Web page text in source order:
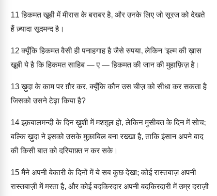
11 हिकमत खू़बी में मीरास के बराबर है, और उनके लिए जो सूरज को देखते
हैं ज़्यादा सूदमन्द है।
12 क्यूँकि हिकमत वैसी ही पनाहगाह है जैसे रुपया, लेकिन ‘इल्म की ख़ास
खू़बी ये है कि हिकमत साहिब — ए — हिकमत की जान की मुहाफ़िज़ है।
13ख़ुदा के काम पर ग़ौर कर, क्यूँकि कौन उस चीज़ को सीधा कर सकता है
जिसको उसने टेढ़ा किया है?
14इक़बालमन्दी के दिन ख़ुशी में मशग़ूल हो, लेकिन मुसीबत के दिन में सोच;
बल्कि ख़ुदा ने इसको उसके मुक़ाबिल बना रख्खा है, ताकि इंसान अपने बाद
की किसी बात को दरियाफ़्त न कर सके।
15मैंने अपनी बेकारी के दिनों में ये सब कुछ देखा; कोई रास्तबाज़ अपनी
रास्तबाज़ी में मरता है, और कोई बदकिरदार अपनी बदकिरदारी में उम्र दराज़ी